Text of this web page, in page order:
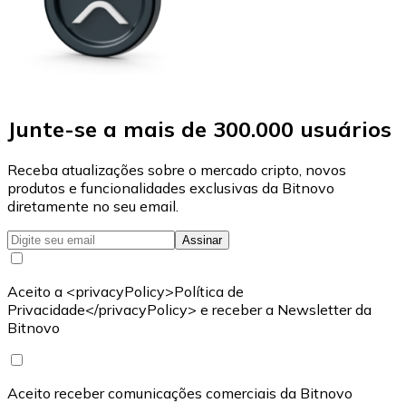
Junte-se a mais de 300.000 usuários
Receba atualizações sobre o mercado cripto, novos
produtos e funcionalidades exclusivas da Bitnovo
diretamente no seu email.
Assinar
Aceito a <privacyPolicy>Política de
Privacidade</privacyPolicy> e receber a Newsletter da
Bitnovo
Aceito receber comunicações comerciais da Bitnovo